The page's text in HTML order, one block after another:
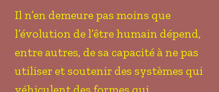
Il n’en demeure pas moins que
l’évolution de l’être humain dépend,
entre autres, de sa capacité à ne pas
utiliser et soutenir des systèmes qui